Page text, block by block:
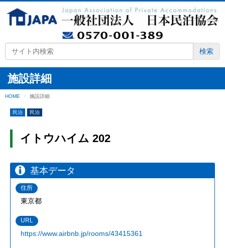
検索
施設詳細
HOME 施設詳細
民泊 民泊
イトウハイム 202
基本データ
住所
東京都
URL
https://www.airbnb.jp/rooms/43415361